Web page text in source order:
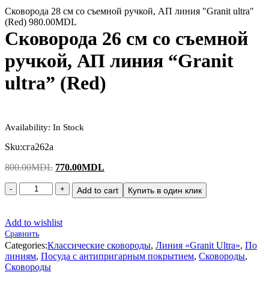
Сковорода 28 см со съемной ручкой, АП линия "Granit ultra"
(Red) 980.00MDL
Сковорода 26 см со съемной
ручкой, АП линия “Granit
ultra” (Red)
Availability: In Stock
Sku:сга262а
800.00MDL Original
was:
800.00MDL.
770.00MDL
is:
770.00MDL.
Add to cart Купить в один клик
Add to wishlist
Сравнить
Categories:Классические сковороды, Линия «Granit Ultra», По
линиям, Посуда с антипригарным покрытием, Сковороды,
Сковороды